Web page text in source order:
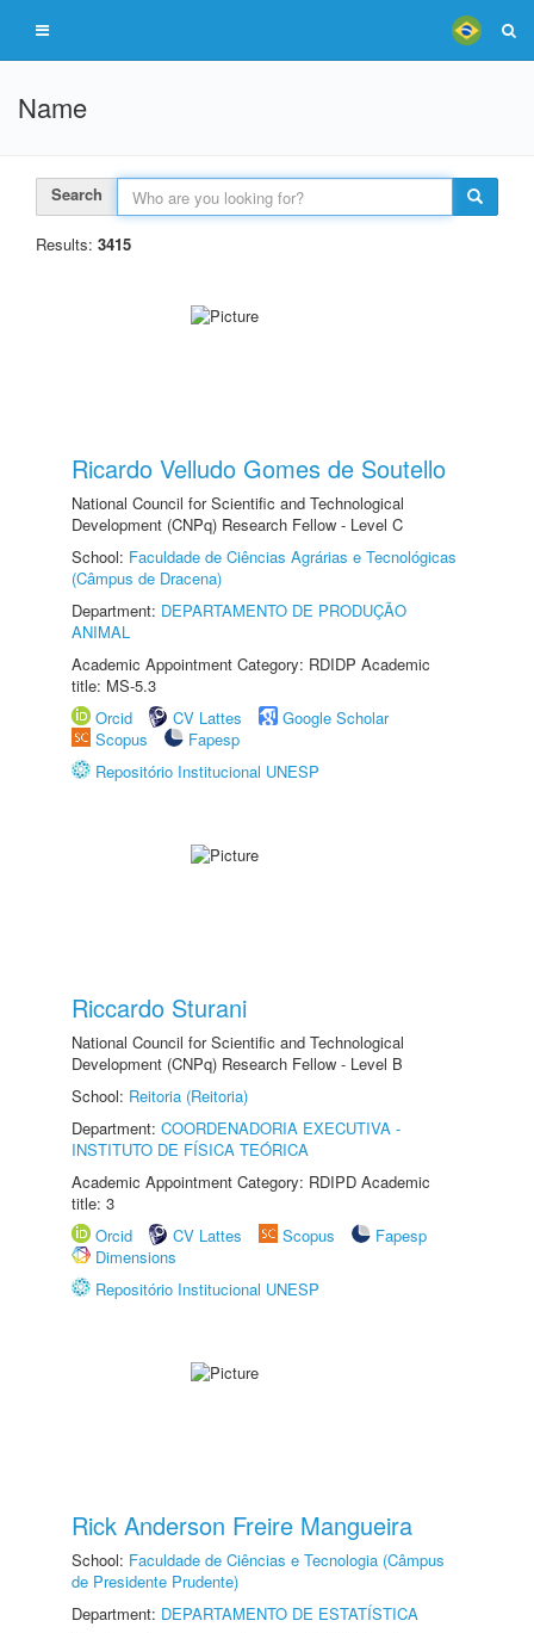
Name
Search
Results: 3415
Ricardo Velludo Gomes de Soutello
National Council for Scientific and Technological
Development (CNPq) Research Fellow - Level C
School: Faculdade de Ciências Agrárias e Tecnológicas
(Câmpus de Dracena)
Department: DEPARTAMENTO DE PRODUÇÃO
ANIMAL
Academic Appointment Category: RDIDP Academic
title: MS-5.3
Orcid
CV Lattes
Google Scholar
Scopus
Fapesp
Repositório Institucional UNESP
Riccardo Sturani
National Council for Scientific and Technological
Development (CNPq) Research Fellow - Level B
School: Reitoria (Reitoria)
Department: COORDENADORIA EXECUTIVA -
INSTITUTO DE FÍSICA TEÓRICA
Academic Appointment Category: RDIPD Academic
title: 3
Orcid
CV Lattes Scopus
Fapesp
Dimensions
Repositório Institucional UNESP
Rick Anderson Freire Mangueira
School: Faculdade de Ciências e Tecnologia (Câmpus
de Presidente Prudente)
Department: DEPARTAMENTO DE ESTATÍSTICA